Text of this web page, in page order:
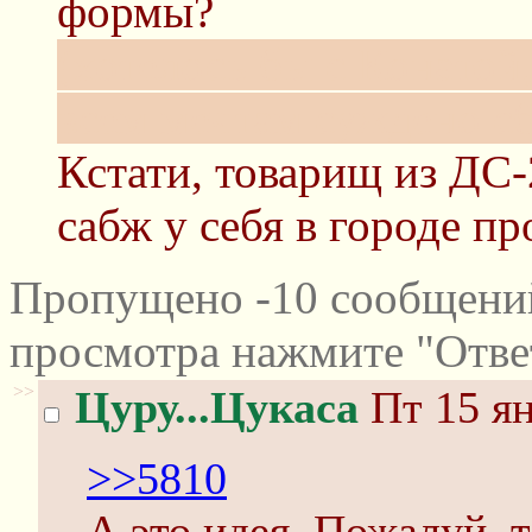
формы?
Кстати, товарищ из
сабж у себя в городе
Пропущено -10
просмотра нажмите
>> Цуру...Цукаса Пт 15
>>5810